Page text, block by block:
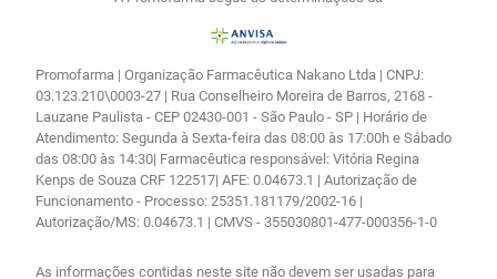
Promofarma | Organização Farmacêutica Nakano Ltda | CNPJ:
03.123.210\0003-27 | Rua Conselheiro Moreira de Barros, 2168 -
Lauzane Paulista - CEP 02430-001 - São Paulo - SP | Horário de
Atendimento: Segunda à Sexta-feira das 08:00 às 17:00h e Sábado
das 08:00 às 14:30| Farmacêutica responsável: Vitória Regina
Kenps de Souza CRF 122517| AFE: 0.04673.1 | Autorização de
Funcionamento - Processo: 25351.181179/2002-16 |
Autorização/MS: 0.04673.1 | CMVS - 355030801-477-000356-1-0
As informações contidas neste site não devem ser usadas para